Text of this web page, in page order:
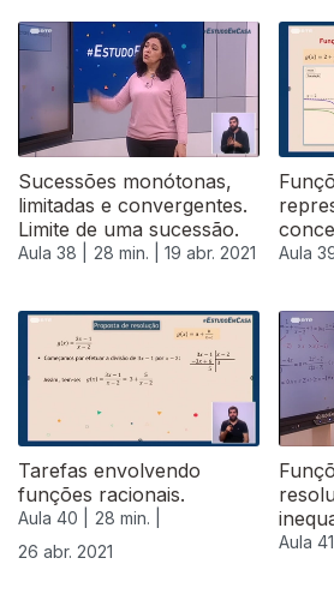
Sucessões monótonas,
limitadas e convergentes.
Limite de uma sucessão.
Aula 38 | 28 min. | 19 abr. 2021 Aula 39
Tarefas envolvendo
funções racionais.
Aula 40 |
28 min. |
26 abr. 2021
Aula 41 |